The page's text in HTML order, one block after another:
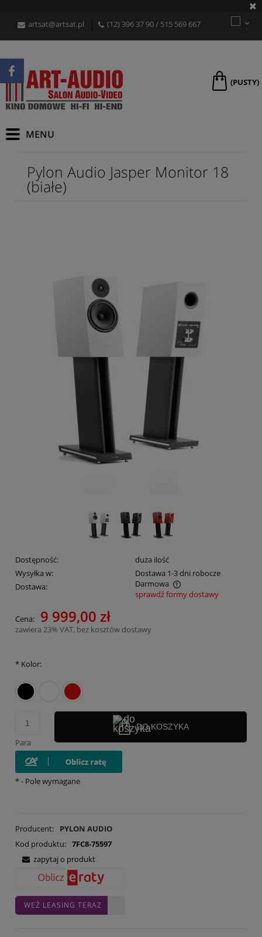
artsat@artsat.pl (12) 396 37 90/ 515 569 667
(PUSTY)
Pylon Audio Jasper Monitor 18
(białe)
Dostępność:
duża ilość
Wysyłka w:
Dostawa 1-3 dni robocze
Dostawa:
Darmowa
Cena nie zawiera ewentualnych kosztów płatności
sprawdź formy dostawy
Cena: 9 999,00 zł
zawiera 23% VAT, bez kosztów dostawy
* Kolor:
Para
DO KOSZYKA
*- Pole wymagane
Producent:
PYLON AUDIO
Kod produktu: 7FC8-75597
zapytaj o produkt
WEŹ LEASING TERAZ